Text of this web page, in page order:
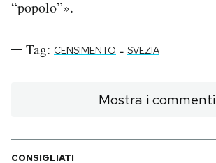
“popolo”».
Tag: CENSIMENTO - SVEZIA
Mostra i commenti
CONSIGLIATI